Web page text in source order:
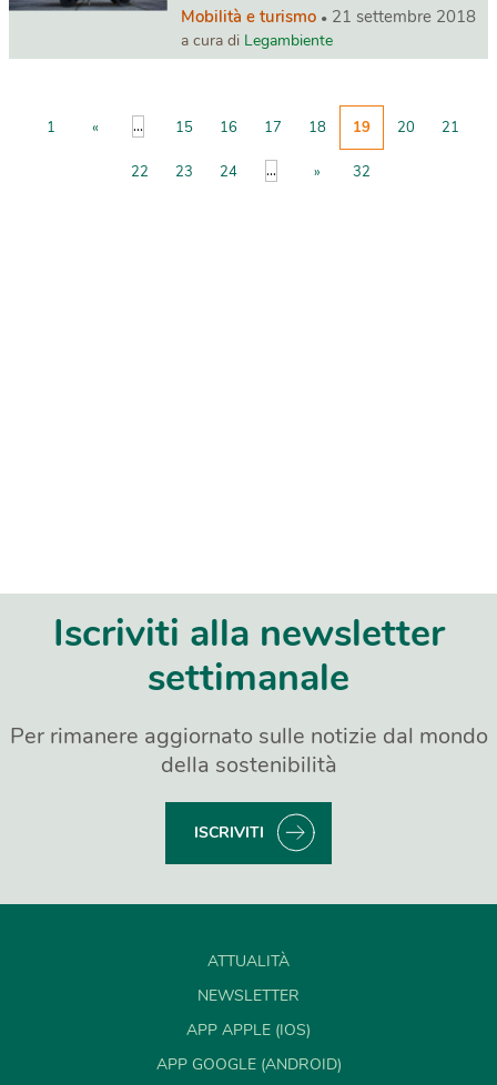
Mobilità e turismo 21 settembre 2018
a cura di Legambiente
1 « ... 15 16 17 18 19 20 21
22 23 24 ... » 32
Iscriviti alla newsletter
settimanale
Per rimanere aggiornato sulle notizie dal mondo
della sostenibilità
ISCRIVITI
ATTUALITÀ
NEWSLETTER
APP APPLE (IOS)
APP GOOGLE (ANDROID)